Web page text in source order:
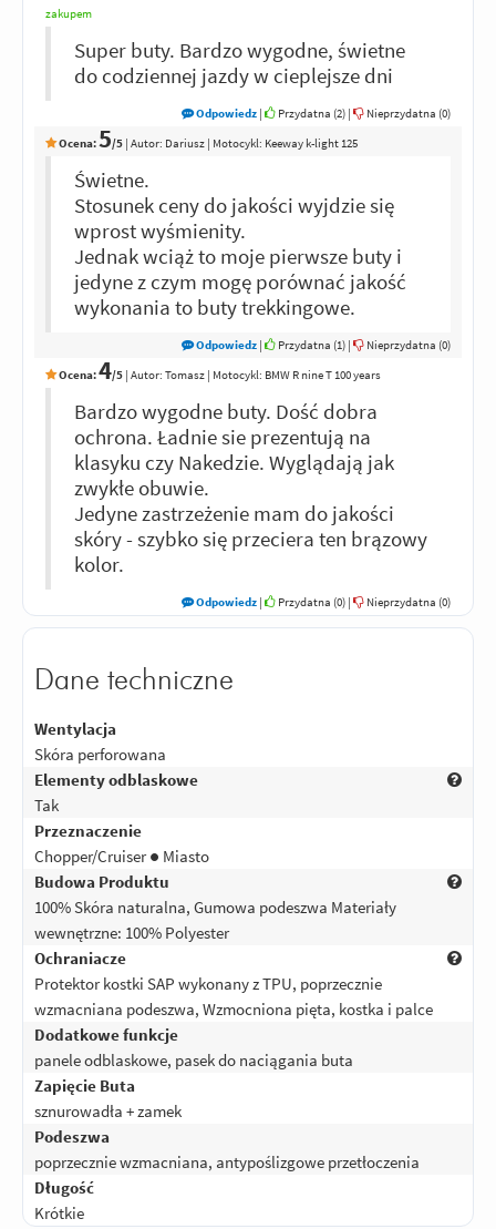
zakupem
Super buty. Bardzo wygodne, świetne
do codziennej jazdy w cieplejsze dni
Odpowiedz | Przydatna (2) | Nieprzydatna (0)
Ocena:5/5 | Autor: Dariusz | Motocykl: Keeway k-light 125
Świetne.
Stosunek ceny do jakości wyjdzie się
wprost wyśmienity.
Jednak wciąż to moje pierwsze buty i
jedyne z czym mogę porównać jakość
wykonania to buty trekkingowe.
Odpowiedz | Przydatna (1) | Nieprzydatna (0)
Ocena:4/5 | Autor: Tomasz | Motocykl: BMW R nine T 100 years
Bardzo wygodne buty. Dość dobra
ochrona. Ładnie sie prezentują na
klasyku czy Nakedzie. Wyglądają jak
zwykłe obuwie.
Jedyne zastrzeżenie mam do jakości
skóry - szybko się przeciera ten brązowy
kolor.
Odpowiedz | Przydatna (0) | Nieprzydatna (0)
Dane techniczne
Wentylacja
Skóra perforowana
Elementy odblaskowe
Tak
Przeznaczenie
Chopper/Cruiser ● Miasto
Budowa Produktu
100% Skóra naturalna, Gumowa podeszwa Materiały
wewnętrzne: 100% Polyester
Ochraniacze
Protektor kostki SAP wykonany z TPU, poprzecznie
wzmacniana podeszwa, Wzmocniona pięta, kostka i palce
Dodatkowe funkcje
panele odblaskowe, pasek do naciągania buta
Zapięcie Buta
sznurowadła + zamek
Podeszwa
poprzecznie wzmacniana, antypoślizgowe przetłoczenia
Długość
Krótkie